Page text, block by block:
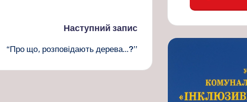
Наступний запис
“Про що, розповідають дерева…?”